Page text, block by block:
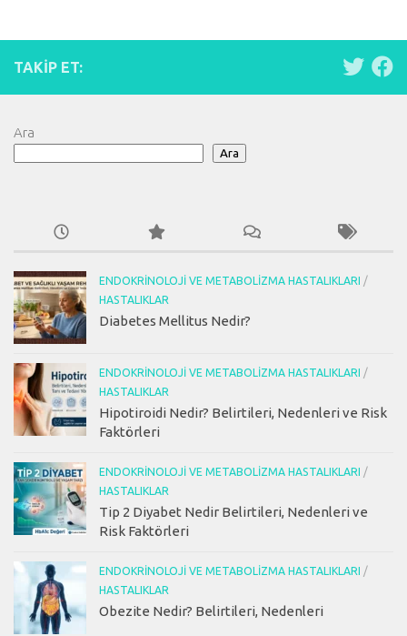
TAKIP ET:
Ara
Ara
ENDOKRINOLOJI VE METABOLIZMA HASTALIKLARI
/
HASTALIKLAR
Diabetes Mellitus Nedir?
ENDOKRINOLOJI VE METABOLIZMA HASTALIKLARI
/
HASTALIKLAR
Hipotiroidi Nedir? Belirtileri, Nedenleri ve Risk
Faktörleri
ENDOKRINOLOJI VE METABOLIZMA HASTALIKLARI
/
HASTALIKLAR
Tip 2 Diyabet Nedir Belirtileri, Nedenleri ve
Risk Faktörleri
ENDOKRINOLOJI VE METABOLIZMA HASTALIKLARI
/
HASTALIKLAR
Obezite Nedir? Belirtileri, Nedenleri